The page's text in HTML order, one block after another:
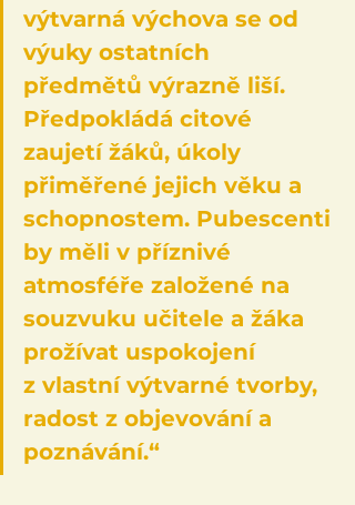
výtvarná výchova se od
výuky ostatních
předmětů výrazně liší.
Předpokládá citové
zaujetí žáků, úkoly
přiměřené jejich věku a
schopnostem. Pubescenti
by měli v příznivé
atmosféře založené na
souzvuku učitele a žáka
prožívat uspokojení
z vlastní výtvarné tvorby,
radost z objevování a
poznávání.“